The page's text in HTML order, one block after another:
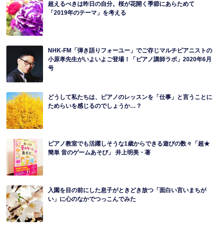
超えるべきは昨日の自分。桜が花開く季節にあらためて
「2019年のテーマ」を考える
NHK-FM「弾き語りフォーユー」でご存じマルチピアニストの
小原孝先生がいよいよご登場！「ピアノ講師ラボ」2020年6月
号
どうして私たちは、ピアノのレッスンを「仕事」と言うことに
ためらいを感じるのでしょうか…？
ピアノ教室でも活躍しそうな1歳からできる遊びの数々「超★
簡単 音のゲームあそび」 井上明美・著
入園を目の前にした息子がときどき放つ「面白い言いまちが
い」に心のなかでつっこんでみた